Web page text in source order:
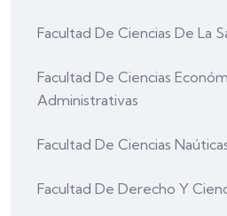
Facultad De Ciencias De La
Facultad De Ciencias
Administrativas
Facultad De Ciencias
Facultad De Derecho Y